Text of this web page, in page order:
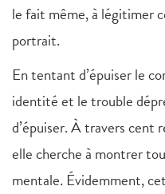
le fait même, à légitimer
portrait.
En tentant d’épuiser le
identité et le trouble
d’épuiser. À travers cent
elle cherche à montrer
mentale. Évidemment,